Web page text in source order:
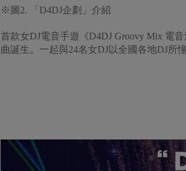
※圖2. 「D4DJ企劃」介紹
首款女DJ電音手遊《D4DJ Groovy Mix 電
曲誕生。一起與24名女DJ以全國各地DJ所